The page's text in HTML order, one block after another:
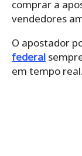
comprar a
vendedores
O apostador
federal
em tempo real.